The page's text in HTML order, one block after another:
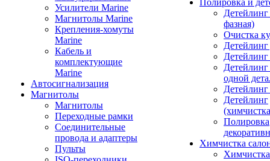
Усилители Marine
Магнитолы Marine
Крепления-хомуты
Marine
Кабель и
комплектующие
Marine
Автосигнализация
Магнитолы
Магнитолы
Переходные рамки
Соединительные
провода и адаптеры
Пульты
Полировка и
фазная)
Очистка
Детейлинг
одной
Детейлинг
Полировка
Химчистка